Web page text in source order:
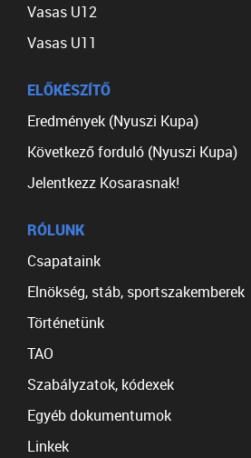
Vasas U12
Vasas U11
ELŐKÉSZÍTŐ
Eredmények (Nyuszi Kupa)
Következő forduló (Nyuszi Kupa)
Jelentkezz Kosarasnak!
RÓLUNK
Csapataink
Elnökség, stáb, sportszakemberek
Történetünk
TAO
Szabályzatok, kódexek
Egyéb dokumentumok
Linkek